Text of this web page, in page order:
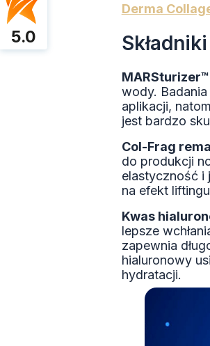
Derma
wody.
aplikacji,
jest bardzo
Col-Frag
do produkcji
elastyczność i
na efekt
Kwas
lepsze
zapewnia
hialuronowy
hydratacji.
5.0